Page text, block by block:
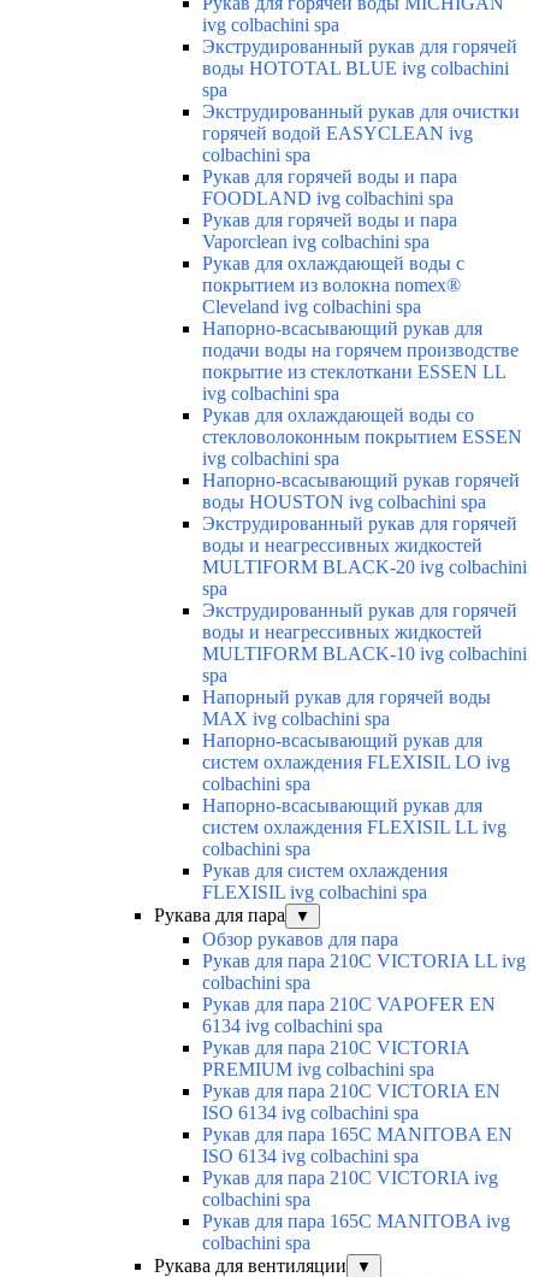
ivg colbachini spa
Экструдированный рукав для горячей
воды HOTOTAL BLUE ivg colbachini
spa
Экструдированный рукав для очистки
горячей водой EASYCLEAN ivg
colbachini spa
Рукав для горячей воды и пара
FOODLAND ivg colbachini spa
Рукав для горячей воды и пара
Vaporclean ivg colbachini spa
Рукав для охлаждающей воды с
покрытием из волокна nomex®
Cleveland ivg colbachini spa
Напорно-всасывающий рукав для
подачи воды на горячем производстве
покрытие из стеклоткани ESSEN LL
ivg colbachini spa
Рукав для охлаждающей воды со
стекловолоконным покрытием ESSEN
ivg colbachini spa
Напорно-всасывающий рукав горячей
воды HOUSTON ivg colbachini spa
Экструдированный рукав для горячей
воды и неагрессивных жидкостей
MULTIFORM BLACK-20 ivg colbachini
spa
Экструдированный рукав для горячей
воды и неагрессивных жидкостей
MULTIFORM BLACK-10 ivg colbachini
spa
Напорный рукав для горячей воды
MAX ivg colbachini spa
Напорно-всасывающий рукав для
систем охлаждения FLEXISIL LO ivg
colbachini spa
Напорно-всасывающий рукав для
систем охлаждения FLEXISIL LL ivg
colbachini spa
Рукав для систем охлаждения
FLEXISIL ivg colbachini spa
Рукава для пара
▼
Обзор рукавов для пара
Рукав для пара 210C VICTORIA LL ivg
colbachini spa
Рукав для пара 210C VAPOFER EN
6134 ivg colbachini spa
Рукав для пара 210C VICTORIA
PREMIUM ivg colbachini spa
Рукав для пара 210C VICTORIA EN
ISO 6134 ivg colbachini spa
Рукав для пара 165C MANITOBA EN
ISO 6134 ivg colbachini spa
Рукав для пара 210C VICTORIA ivg
colbachini spa
Рукав для пара 165C MANITOBA ivg
colbachini spa
Рукава для вентиляции
▼